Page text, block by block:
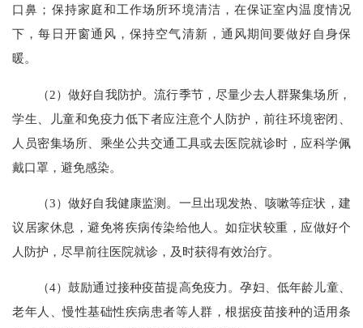
口鼻；保持家庭和工作场所环境清洁，在保证室内温度情况
下，每日开窗通风，保持空气清新，通风期间要做好自身保
暖。
（2）做好自我防护。流行季节，尽量少去人群聚集场所，
学生、儿童和免疫力低下者应注意个人防护，前往环境密闭、
人员密集场所、乘坐公共交通工具或去医院就诊时，应科学佩
戴口罩，避免感染。
（3）做好自我健康监测。一旦出现发热、咳嗽等症状，建
议居家休息，避免将疾病传染给他人。如症状较重，应做好个
人防护，尽早前往医院就诊，及时获得有效治疗。
（4）鼓励通过接种疫苗提高免疫力。孕妇、低年龄儿童、
老年人、慢性基础性疾病患者等人群，根据疫苗接种的适用条